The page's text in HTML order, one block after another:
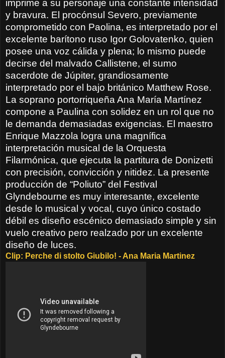
imprime a su personaje una constante intensidad
y bravura. El procónsul Severo, previamente
comprometido con Paolina, es interpretado por el
excelente barítono ruso Igor Golovatenko, quien
posee una voz cálida y plena; lo mismo puede
decirse del malvado Callistene, el sumo
sacerdote de Júpiter, grandiosamente
interpretado por el bajo británico Matthew Rose.
La soprano portorriqueña Ana María Martínez
compone a Paulina con solidez en un rol que no
le demanda demasiadas exigencias. El maestro
Enrique Mazzola logra una magnífica
interpretación musical de la Orquesta
Filarmónica, que ejecuta la partitura de Donizetti
con precisión, convicción y nitidez. La presente
producción de “Poliuto” del Festival
Glyndebourne es muy interesante, excelente
desde lo musical y vocal, cuyo único costado
débil es diseño escénico demasiado simple y sin
vuelo creativo pero realzado por un excelente
diseño de luces.
Clip: Perche di stolto Giubilo! - Ana Maria Martinez